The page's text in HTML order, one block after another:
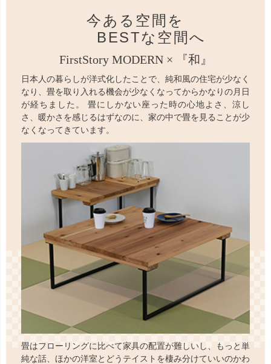
今ある空間を
BESTな空間へ
FirstStory MODERN × 『和』
日本人の暮らしが洋式化したことで、純和風の住宅が少なく
なり、畳を取り入れる機会が少なくなってからかなりの月日
が経ちました。 畳にしかない座った時の心地よさ、涼し
さ、暖かさを感じるはずなのに、家の中で畳を見ることが少
なくなってきています。
畳はフローリングに比べて家具の配置が難しいし、もっと単
純な話、ほかの洋室とどうテイストを棲み分けていいのかわ